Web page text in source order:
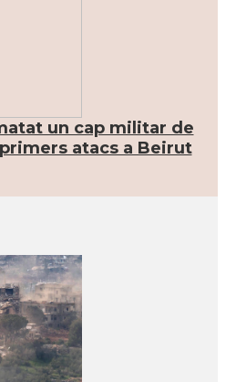
un cap militar de
atacs a Beirut